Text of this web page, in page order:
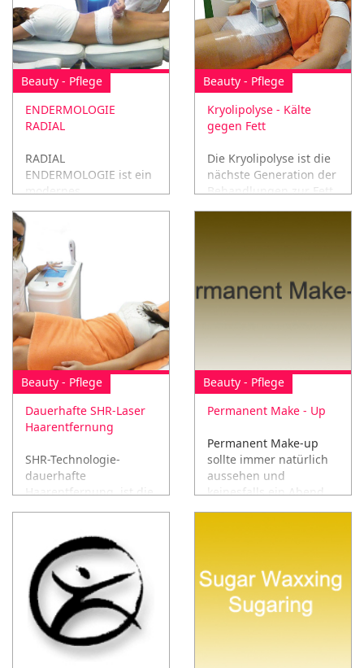
Beauty - Pflege
ENDERMOLOGIE
RADIAL
RADIAL
ENDERMOLOGIE ist ein
modernes
Kombinationsgerät für
Bodyshaping und
Cellulite-Behandlungen
auf der Basis der neuen
RADIAL Technologie.
Beauty - Pflege
Kryolipolyse - Kälte
gegen Fett
Die Kryolipolyse ist die
nächste Generation der
Behandlungen zur Fett
Reduktion -
Beauty - Pflege
Dauerhafte SHR-Laser
Haarentfernung
SHR-Technologie-
dauerhafte
Haarentfernung, ist die
weltweit beliebtesten
verbreiteten Methode
der Laser-Haar
Entfernung.
Beauty - Pflege
Permanent Make - Up
Permanent Make-up
sollte immer natürlich
aussehen und
keinesfalls ein Abend
Make-up ersetzten.